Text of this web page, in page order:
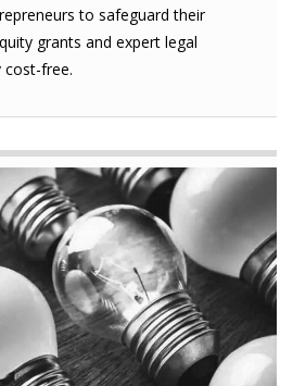
to safeguard their
grants and expert legal
free.